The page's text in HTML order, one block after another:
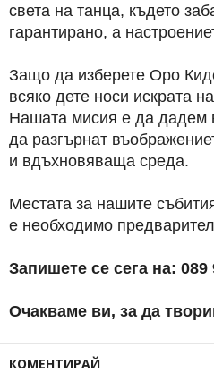
света на танца, където
гарантирано, а
Защо да изберете Оро
всяко дете носи искрата
Нашата мисия е да дадем
да разгърнат
и вдъхновяваща среда.
Местата за нашите
е необходимо
Запишете се сега на: 089
Очакваме ви, за да
КОМЕНТИРАЙ